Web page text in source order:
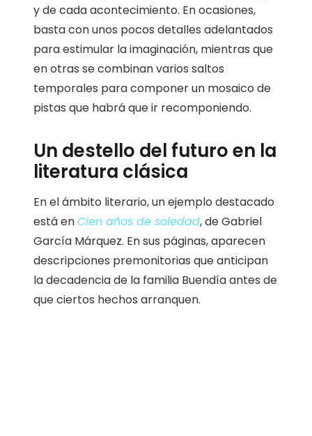
y de cada acontecimiento. En ocasiones,
basta con unos pocos detalles adelantados
para estimular la imaginación, mientras que
en otras se combinan varios saltos
temporales para componer un mosaico de
pistas que habrá que ir recomponiendo.
Un destello del futuro en la
literatura clásica
En el ámbito literario, un ejemplo destacado
está enCien años de soledad, de Gabriel
García Márquez. En sus páginas, aparecen
descripciones premonitorias que anticipan
la decadencia de la familia Buendía antes de
que ciertos hechos arranquen.